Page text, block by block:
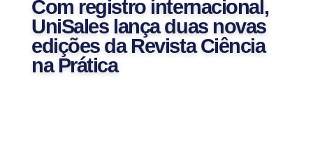
Com registro internacional,
UniSales lança duas novas
edições da Revista Ciência
na Prática